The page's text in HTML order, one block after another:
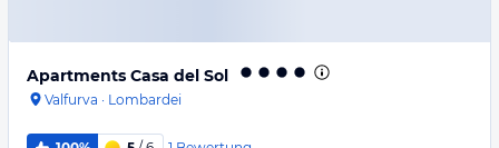
Apartments Casa del Sol
Valfurva · Lombardei